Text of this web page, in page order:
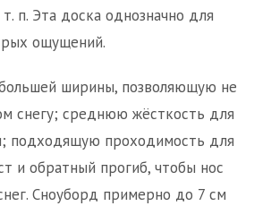
п. Эта доска однозначно для
ощущений.
ширины, позволяющую не
снегу; среднюю жёсткость для
подходящую проходимость для
и обратный прогиб, чтобы нос
Сноуборд примерно до 7 см